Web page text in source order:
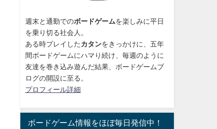
週末と通勤でのボードゲームを楽しみに平日
を乗り切る社会人。
ある時プレイした カタンをきっかけに、 五年
間ボードゲームにハマり続け 、毎週のように
友達を巻き込み遊んだ結果、ボードゲームブ
ログの開設に至る。
プロフィール詳細
ボードゲーム情報をほぼ毎日発信中！